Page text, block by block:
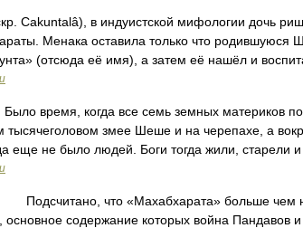
Cakuntalâ), в индуистской мифологии дочь
Менака оставила только что родившуюся
(отсюда её имя), а затем её нашёл и
время, когда все семь земных материков
тысячеголовом змее Шеше и на черепахе, а
еще не было людей. Боги тогда жили, старели
что «Махабхарата» больше чем
основное содержание которых война Пандавов